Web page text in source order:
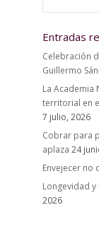
Entradas
Celebración
Guillermo
La Academia
territorial en
7 julio, 2026
Cobrar para
aplaza 24
Envejecer no
Longevidad
2026